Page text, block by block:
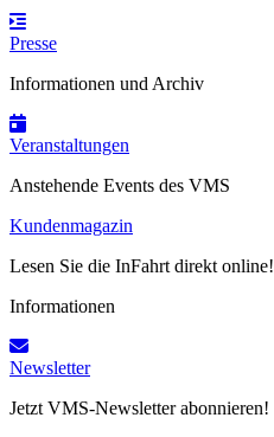
Presse
Informationen und Archiv
Veranstaltungen
Anstehende Events des VMS
Kundenmagazin
Lesen Sie die InFahrt direkt online!
Informationen
Newsletter
Jetzt VMS-Newsletter abonnieren!